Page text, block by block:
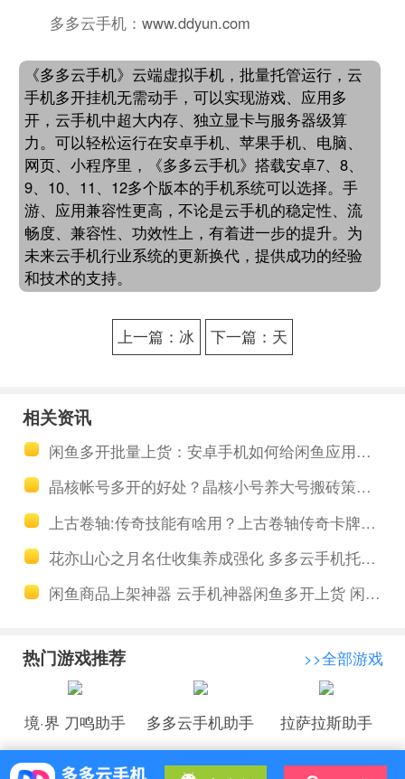
多多云手机：www.ddyun.com
《多多云手机》云端虚拟手机，批量托管运行，云
手机多开挂机无需动手，可以实现游戏、应用多
开，云手机中超大内存、独立显卡与服务器级算
力。可以轻松运行在安卓手机、苹果手机、电脑、
网页、小程序里，《多多云手机》搭载安卓7、8、
9、10、11、12多个版本的手机系统可以选择。手
游、应用兼容性更高，不论是云手机的稳定性、流
畅度、兼容性、功效性上，有着进一步的提升。为
未来云手机行业系统的更新换代，提供成功的经验
和技术的支持。
上一篇：冰
下一篇：天
相关资讯
闲鱼多开批量上货：安卓手机如何给闲鱼应用分身？
晶核帐号多开的好处？晶核小号养大号搬砖策略分享
上古卷轴:传奇技能有啥用？上古卷轴传奇卡牌搭配更合理的战术和策略
花亦山心之月名仕收集养成强化 多多云手机托管护肝做日常
闲鱼商品上架神器 云手机神器闲鱼多开上货 闲鱼多开批量上货
热门游戏推荐 >>全部游戏
境·界 刀鸣助手 多多云手机助手 拉萨拉斯助手